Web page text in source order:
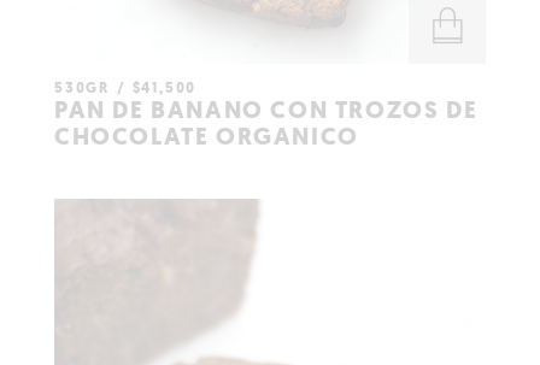
CARRITO
530GR $41,500
PAN DE BANANO CON TROZOS DE
CHOCOLATE ORGANICO